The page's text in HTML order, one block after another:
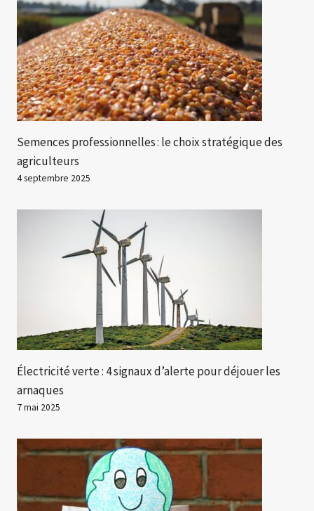
Semences professionnelles : le choix stratégique des
agriculteurs
4 septembre 2025
Électricité verte : 4 signaux d’alerte pour déjouer les
arnaques
7 mai 2025